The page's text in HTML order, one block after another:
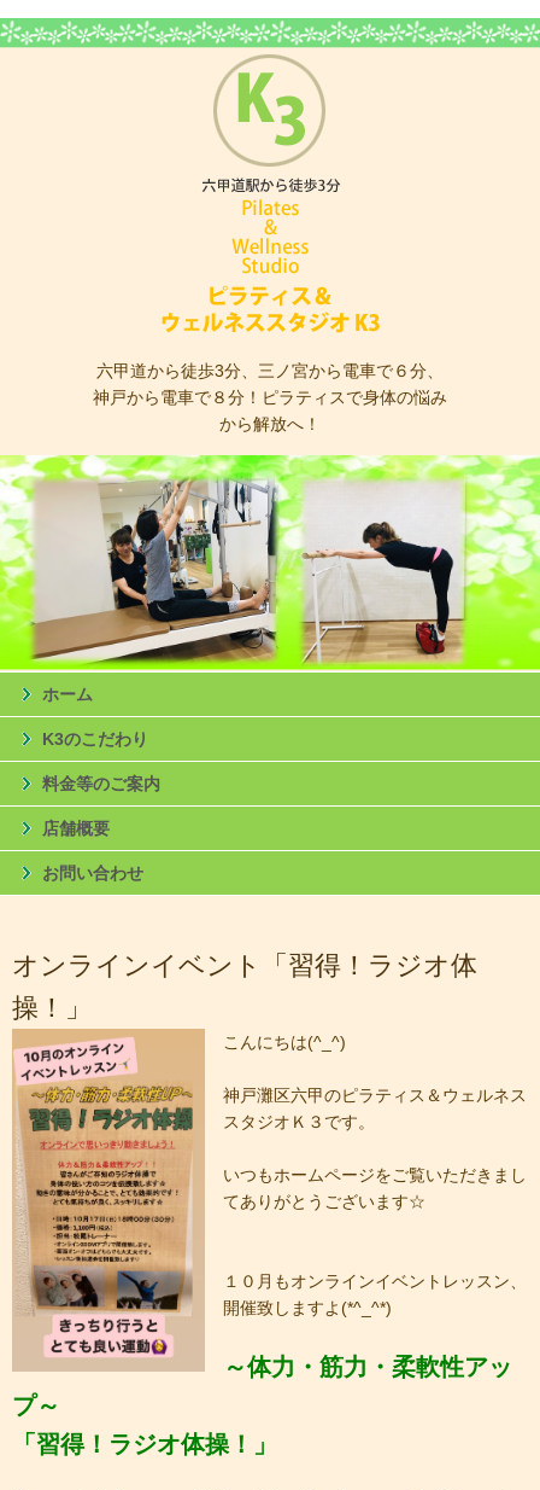
六甲道から徒歩3分、三ノ宮から電車で６分、
神戸から電車で８分！ピラティスで身体の悩み
から解放へ！
ホーム
K3のこだわり
料金等のご案内
店舗概要
お問い合わせ
オンラインイベント「習得！ラジオ体
操！」
こんにちは(^_^)
神戸灘区六甲のピラティス＆ウェルネス
スタジオＫ３です。
いつもホームページをご覧いただきまし
てありがとうございます☆
１０月もオンラインイベントレッスン、
開催致しますよ(*^_^*)
～体力・筋力・柔軟性アッ
プ～
「習得！ラジオ体操！」